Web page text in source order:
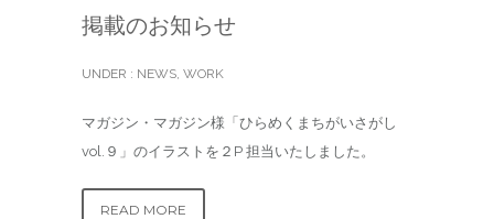
掲載のお知らせ
UNDER : NEWS, WORK
マガジン・マガジン様「ひらめくまちがいさがし
vol.９」のイラストを２P 担当いたしました。
READ MORE